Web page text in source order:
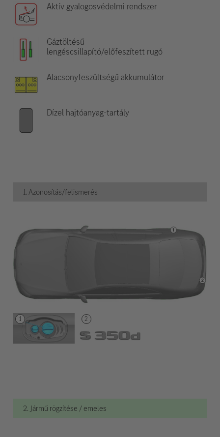
Aktív gyalogosvédelmi rendszer
Gáztöltésű
lengéscsillapító/előfeszített rugó
Alacsonyfeszültségű akkumulátor
Dízel hajtóanyag-tartály
1. Azonosítás/felismerés
2. Jármű rögzítése / emeles